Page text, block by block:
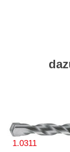
1.0311